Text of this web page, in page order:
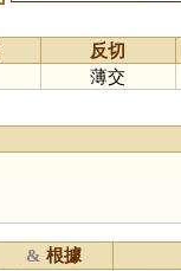
反切
薄交
& 根據